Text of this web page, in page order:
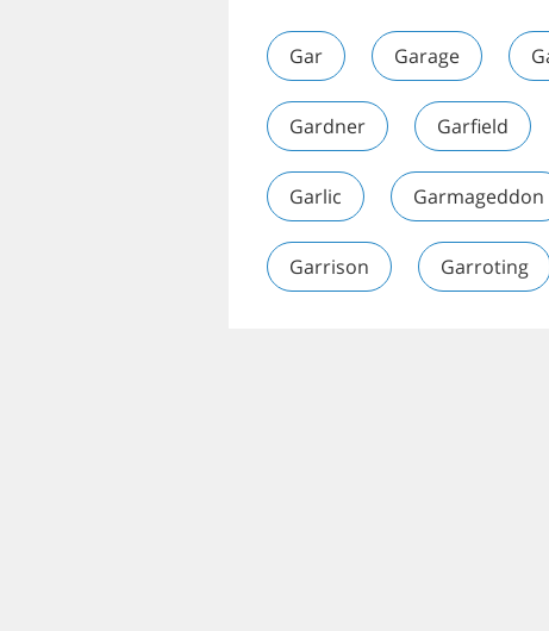
Gar Garage
Gardner Garfield
Garlic Garmageddon
Garrison Garroting